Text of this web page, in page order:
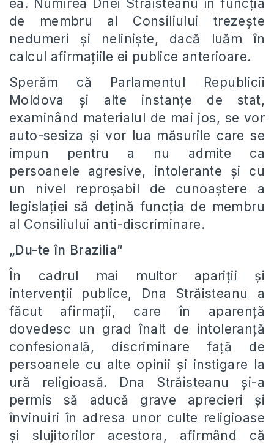
ea. Numirea Dnei Străisteanu în funcția
de membru al Consiliului trezește
nedumeri și neliniște, dacă luăm în
calcul afirmațiile ei publice anterioare.
Sperăm că Parlamentul Republicii
Moldova și alte instanțe de stat,
examinând materialul de mai jos, se vor
auto-sesiza și vor lua măsurile care se
impun pentru a nu admite ca
persoanele agresive, intolerante și cu
un nivel reproșabil de cunoaștere a
legislației să dețină funcția de membru
al Consiliului anti-discriminare.
„Du-te în Brazilia”
În cadrul mai multor apariții și
intervenții publice, Dna Străisteanu a
făcut afirmații, care în aparență
dovedesc un grad înalt de intoleranță
confesională, discriminare față de
persoanele cu alte opinii și instigare la
ură religioasă. Dna Străisteanu și-a
permis să aducă grave aprecieri și
învinuiri în adresa unor culte religioase
și slujitorilor acestora, afirmând că